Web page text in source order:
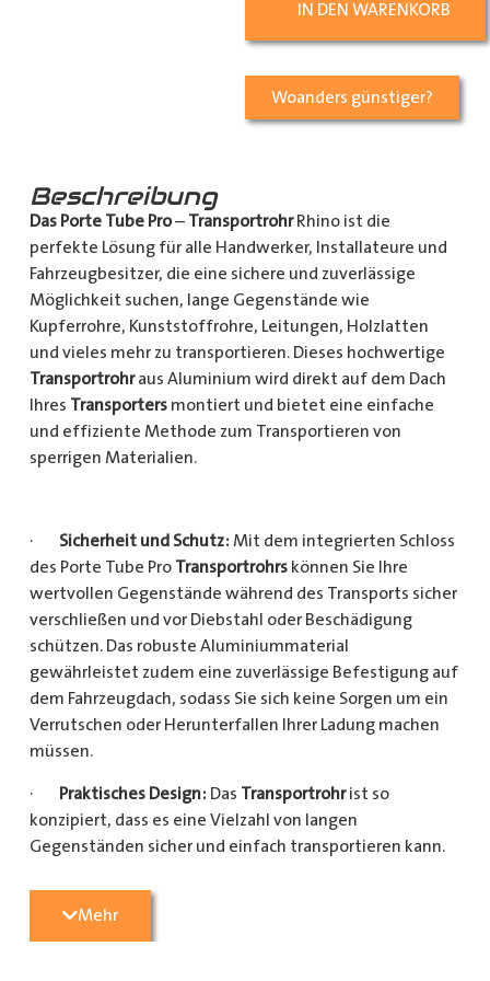
IN DEN WARENKORB
Woanders günstiger?
Beschreibung
Das Porte Tube Pro– TransportrohrRhino ist die
perfekte Lösung für alle Handwerker, Installateure und
Fahrzeugbesitzer, die eine sichere und zuverlässige
Möglichkeit suchen, lange Gegenstände wie
Kupferrohre, Kunststoffrohre, Leitungen, Holzlatten
und vieles mehr zu transportieren. Dieses hochwertige
Transportrohraus Aluminium wird direkt auf dem Dach
Ihres Transportersmontiert und bietet eine einfache
und effiziente Methode zum Transportieren von
sperrigen Materialien.
· Sicherheit und Schutz: Mit dem integrierten Schloss
des Porte Tube Pro Transportrohrskönnen Sie Ihre
wertvollen Gegenstände während des Transports sicher
verschließen und vor Diebstahl oder Beschädigung
schützen. Das robuste Aluminiummaterial
gewährleistet zudem eine zuverlässige Befestigung auf
dem Fahrzeugdach, sodass Sie sich keine Sorgen um ein
Verrutschen oder Herunterfallen Ihrer Ladung machen
müssen.
· Praktisches Design: Das Transportrohrist so
konzipiert, dass es eine Vielzahl von langen
Gegenständen sicher und einfach transportieren kann.
Kunststoffrohre für den Sanitärbereich oder Holzlatten
für den Bau benötigen, dieses
Mehr